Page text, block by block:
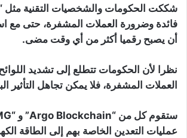
شككت الحكومات والشخصيات التقنية مثل
فائدة وضرورة العملات المشفرة، حتى مع
أن يصبح رقميا أكثر من أي وقت مضى.
نظرا لأن الحكومات تتطلع إلى تشديد
العملات المشفرة، فلا يمكن تجاهل التأثير
عمليات التعدين الخاصة بهم إلى الطاقة